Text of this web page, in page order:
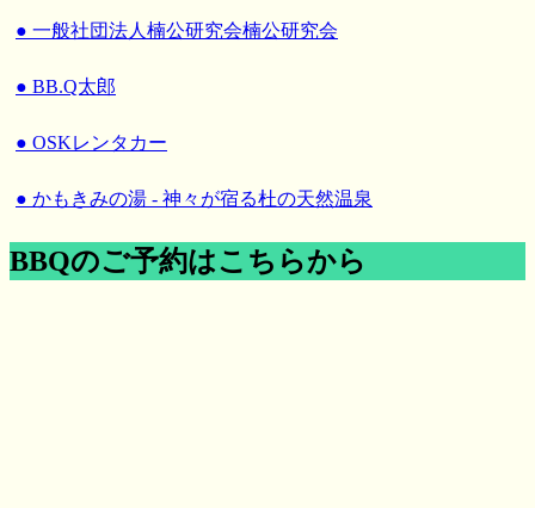
● 一般社団法人楠公研究会楠公研究会
● BB.Q太郎
● OSKレンタカー
● かもきみの湯 - 神々が宿る杜の天然温泉
BBQのご予約はこちらから